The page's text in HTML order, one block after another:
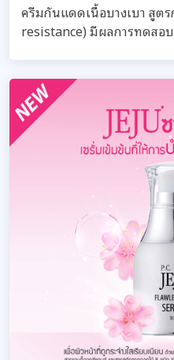
ครีมกันแดดเนื้อบางเบา สูต
resistance) มีผลการทดสอ